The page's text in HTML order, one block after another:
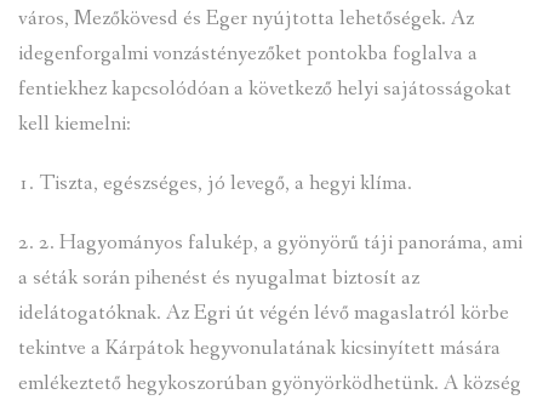
VENDÉGLÁTÓ EGYSÉGEK, SZÁLLÁSHELYEK
INTÉZMÉNYEK, HASZNOS INFORMÁCIÓK
KÖZÉRDEKŰ ADATOK
város, Mezőkövesd és Eger nyújtotta lehetőségek. Az
idegenforgalmi vonzástényezőket pontokba foglalva a
fentiekhez kapcsolódóan a következő helyi sajátosságokat
kell kiemelni:
1. Tiszta, egészséges, jó levegő, a hegyi klíma.
2. 2. Hagyományos falukép, a gyönyörű táji panoráma, ami
a séták során pihenést és nyugalmat biztosít az
idelátogatóknak. Az Egri út végén lévő magaslatról körbe
tekintve a Kárpátok hegyvonulatának kicsinyített mására
emlékeztető hegykoszorúban gyönyörködhetünk. A község